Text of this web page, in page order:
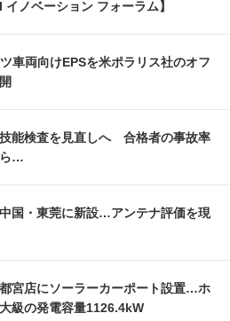
ノベーション フォーラム】
車両向けEPSを米ポラリス社のオフ
能検査を見直しへ 合格者の事故率
ら…
国・東莞に新設…アンテナ評価を現
宮店にソーラーカーポート設置…ホ
級の発電容量1126.4kW